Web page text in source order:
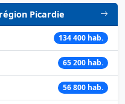
Picardie
134 400 hab.
65 200 hab.
56 800 hab.